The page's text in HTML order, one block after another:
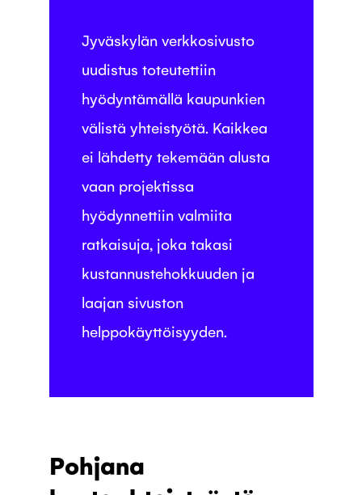
Jyväskylän verkkosivusto
uudistus toteutettiin
hyödyntämällä kaupunkien
välistä yhteistyötä. Kaikkea
ei lähdetty tekemään alusta
vaan projektissa
hyödynnettiin valmiita
ratkaisuja, joka takasi
kustannustehokkuuden ja
laajan sivuston
helppokäyttöisyyden.
Pohjana